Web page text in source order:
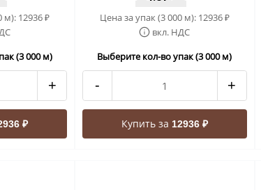
м): 12936₽
(3 000 м)
+
₽
Цена за упак (3 000 м): 12936₽
вкл. НДС
Выберите кол-во упак (3 000 м)
- +
Купить за 12936 ₽